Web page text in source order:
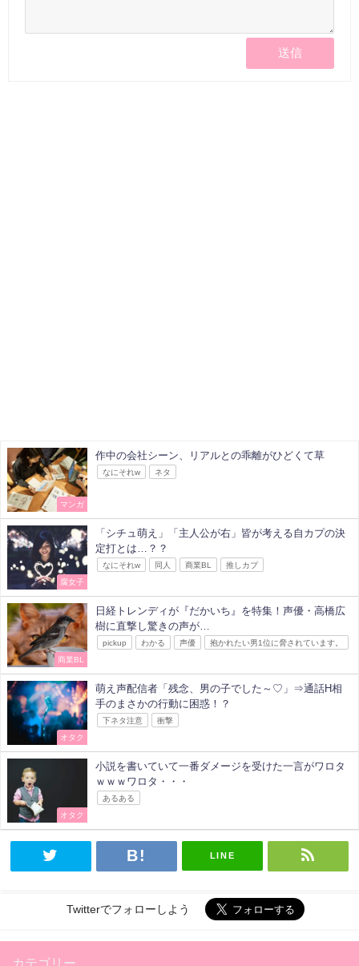
マンガ
作中の会社シーン、リアルとの乖離がひどくて草
なにそれw ネタ
腐女子
「シチュ萌え」「主人公が右」皆が考える自カプの決
定打とは…？？
なにそれw 同人 商業BL 推しカプ
商業BL
日経トレンディが『だかいち』を特集！声優・高橋広
樹に直撃し驚きの声が…
pickup わかる 声優 抱かれたい男1位に脅されています。
オタク
萌え声配信者「残念、男の子でした～♡」⇒通話H相
手のまさかの行動に困惑！？
下ネタ注意 衝撃
オタク
小説を書いていて一番ダメージを受けた一言がワロタ
ｗｗｗワロタ・・・
あるある
LINE
Twitterでフォローしよう
カテゴリー